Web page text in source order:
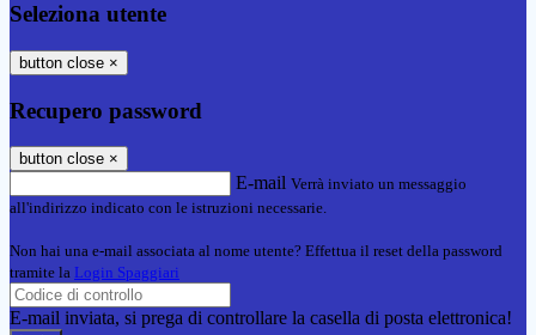
Seleziona utente
button close ×
Recupero password
button close ×
E-mail Verrà inviato un messaggio
all'indirizzo indicato con le istruzioni necessarie.
Non hai una e-mail associata al nome utente? Effettua il reset della password
tramite la Login Spaggiari
E-mail inviata, si prega di controllare la casella di posta elettronica!